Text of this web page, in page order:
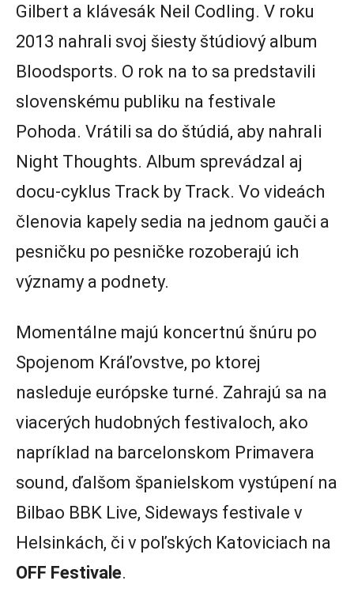
Gilbert a klávesák Neil Codling. V roku
2013 nahrali svoj šiesty štúdiový album
Bloodsports. O rok na to sa predstavili
slovenskému publiku na festivale
Pohoda. Vrátili sa do štúdiá, aby nahrali
Night Thoughts. Album sprevádzal aj
docu-cyklus Track by Track. Vo videách
členovia kapely sedia na jednom gauči a
pesničku po pesničke rozoberajú ich
významy a podnety.
Momentálne majú koncertnú šnúru po
Spojenom Kráľovstve, po ktorej
nasleduje európske turné. Zahrajú sa na
viacerých hudobných festivaloch, ako
napríklad na barcelonskom Primavera
sound, ďalšom španielskom vystúpení na
Bilbao BBK Live, Sideways festivale v
Helsinkách, či v poľských Katoviciach na
OFF Festivale.